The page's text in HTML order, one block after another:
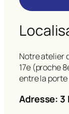
Notre atelier
17e (proche
entre la porte
Adresse: 3